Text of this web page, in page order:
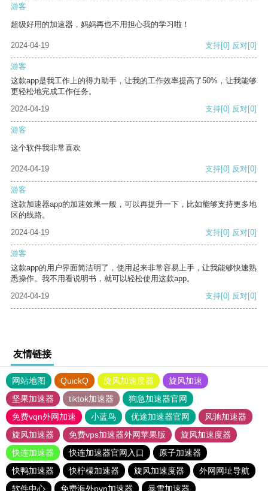
游客
超级好用的加速器，妈妈再也不用担心我的学习啦！
2024-04-19 支持[0] 反对[0]
游客
这款app是我工作上的得力助手，让我的工作效率提高了50%，让我能够
更轻松地完成工作任务。
2024-04-19
支持[0] 反对[0]
游客
这个软件我非常喜欢
2024-04-19 支持[0] 反对[0]
游客
这款加速器app的加速效果一般，可以再提升一下，比如能够支持更多地
区的线路。
2024-04-19
支持[0] 反对[0]
游客
这款app的用户界面简洁明了，使用起来非常容易上手，让我能够快速熟
悉操作。我不用看说明书，就可以轻松使用这款app。
2024-04-19
支持[0] 反对[0]
友情链接
网站地图 QuickQ 旋风加速度器
旋风加速
坚果加速器
tiktok加速器
狗急加速器官网
免费vqn外网加速
小蓝鸟 优途加速器官网
风驰加速器
旋风加速器
免费vps加速器外网苹果版
旋风加速度器
快连加速器
快连加速器官网入口
原子加速器
快鸭加速器
快柠檬加速器 旋风加速度器
外网网址导航
软件中心
免费海外pvn加速器 暴雪加速器